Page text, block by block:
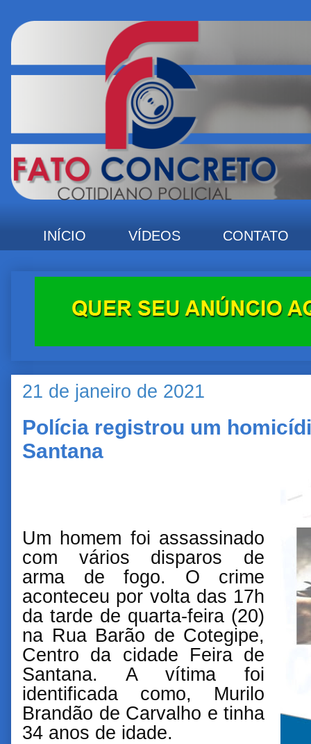
INÍCIO VÍDEOS CONTATO
21 de janeiro de 2021
Polícia registrou um
Santana
Um homem foi assassinado
com vários disparos de
arma de fogo. O crime
aconteceu por volta das 17h
da tarde de quarta-feira (20)
na Rua Barão de Cotegipe,
Centro da cidade Feira de
Santana. A vítima foi
identificada como, Murilo
Brandão de Carvalho e tinha
34 anos de idade.